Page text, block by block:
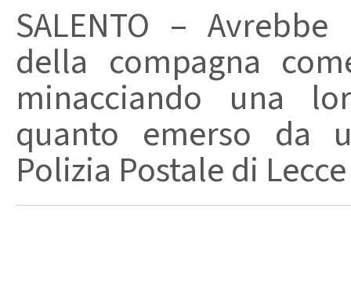
SALENTO –
della compagna
minacciando una
quanto emerso da
Polizia Postale di